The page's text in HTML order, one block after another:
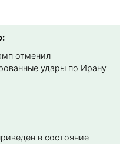
отменил
удары по Ирану
в состояние